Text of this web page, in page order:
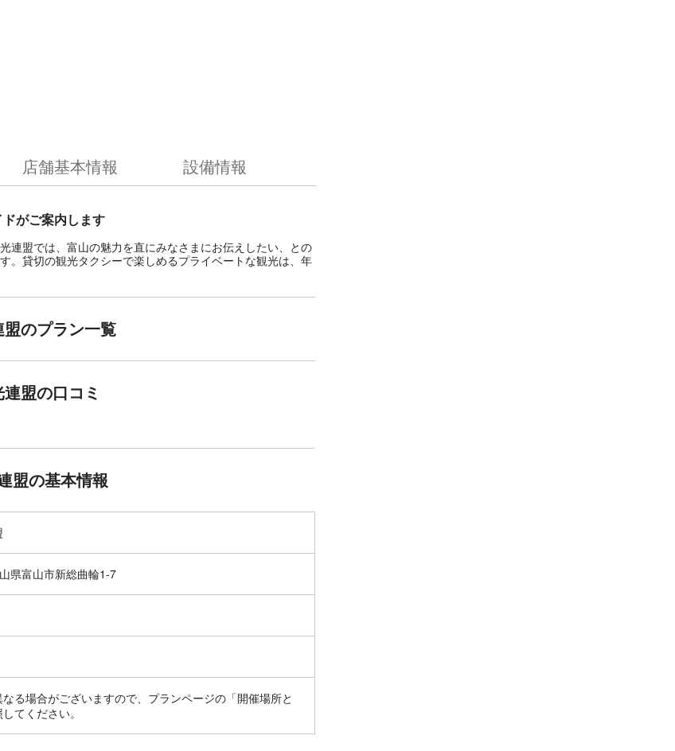
店舗基本情報 設備情報
がご案内します
連盟では、富山の魅力を直にみなさまにお伝えしたい、との
。貸切の観光タクシーで楽しめるプライベートな観光は、年
のプラン一覧
盟の口コミ
盟の基本情報
県富山市新総曲輪1-7
る場合がございますので、プランページの「開催場所と
てください。